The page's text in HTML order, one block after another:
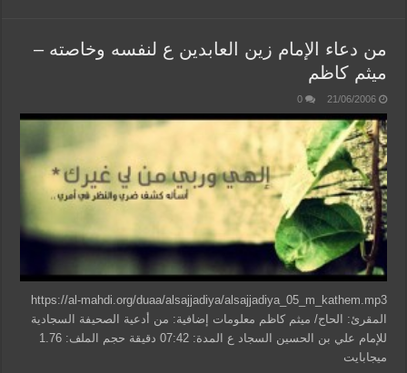
من دعاء الإمام زين العابدين ع لنفسه وخاصته –
ميثم كاظم
21/06/2006
0
https://al-mahdi.org/duaa/alsajjadiya/alsajjadiya_05_m_kathem.mp3
المقرئ: الحاج/ ميثم كاظم معلومات إضافية: من أدعية الصحيفة السجادية
للإمام علي بن الحسين السجاد ع المدة: 07:42 دقيقة حجم الملف: 1.76
ميجابايت